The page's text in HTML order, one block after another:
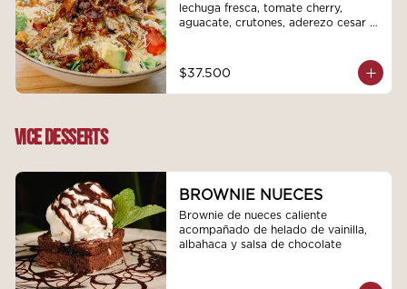
lechuga fresca, tomate cherry,
aguacate, crutones, aderezo cesar
$37.500
VICE DESSERTS
BROWNIE NUECES
Brownie de nueces caliente
acompañado de helado de vainilla,
albahaca y salsa de chocolate